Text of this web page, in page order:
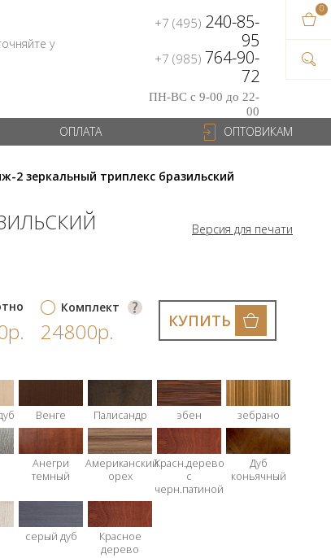
у
+7 (495) 240-85-
95
+7 (985) 764-90-
72
ПН-ВС с 9-00 до 22-
00
ОПЛАТА ОПТОВИКАМ
2 зеркальный триплекс бразильский
Версия для печати
КУПИТЬ
Комплект
24800р.
Венге Палисандр эбен зебрано
Анегри
темный
Американский
орех
Красн.дерево
с
черн.патиной
Дуб
коньячный
серый дуб
Красное
дерево
0
В
на